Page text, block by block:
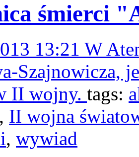
śmierci
13:21 W
Szajnowicza,
II wojny. tags:
, II wojna
, wywiad